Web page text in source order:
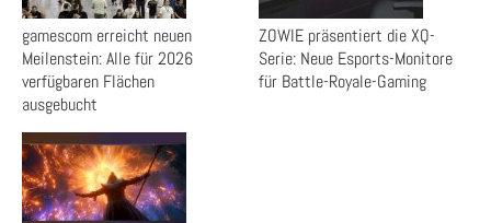
gamescom erreicht neuen
Meilenstein: Alle für 2026
verfügbaren Flächen
ausgebucht
ZOWIE präsentiert die XQ-
Serie: Neue Esports-Monitore
für Battle-Royale-Gaming